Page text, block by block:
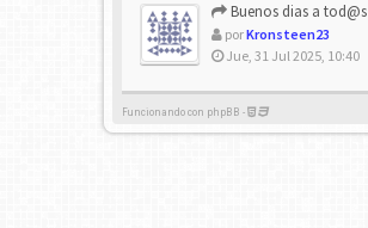
Buenos dias a tod@s
porKronsteen23
Jue, 31 Jul 2025, 10:40
Funcionando con phpBB -